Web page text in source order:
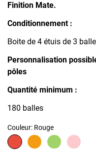
Finition Mate.
Conditionnement :
Boite de 4 étuis de 3
Personnalisation
pôles
Quantité minimum :
180 balles
Couleur: Rouge
RougeOrangeVert Rose